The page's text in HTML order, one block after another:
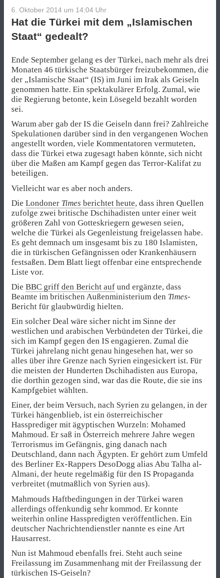
droht
dem
Westen“
6. Oktober 2014 um 14:04 Uhr
Hat die Türkei mit dem „Islamischen
Staat“ gedealt?
Ende September gelang es der Türkei, nach mehr als drei
Monaten 46 türkische Staatsbürger freizubekommen, die
der „Islamische Staat“ (IS) im Juni im Irak als Geiseln
genommen hatte. Ein spektakulärer Erfolg. Zumal, wie
die Regierung betonte, kein Lösegeld bezahlt worden
sei.
Warum aber gab der IS die Geiseln dann frei? Zahlreiche
Spekulationen darüber sind in den vergangenen Wochen
angestellt worden, viele Kommentatoren vermuteten,
dass die Türkei etwa zugesagt haben könnte, sich nicht
über die Maßen am Kampf gegen das Terror-Kalifat zu
beteiligen.
Vielleicht war es aber noch anders.
Die Londoner Times berichtet heute, dass ihren Quellen
zufolge zwei britische Dschihadisten unter einer weit
größeren Zahl von Gotteskriegern gewesen seien,
welche die Türkei als Gegenleistung freigelassen habe.
Es geht demnach um insgesamt bis zu 180 Islamisten,
die in türkischen Gefängnissen oder Krankenhäusern
festsaßen. Dem Blatt liegt offenbar eine entsprechende
Liste vor.
Die BBC griff den Bericht auf und ergänzte, dass
Beamte im britischen Außenministerium den Times-
Bericht für glaubwürdig hielten.
Ein solcher Deal wäre sicher nicht im Sinne der
westlichen und arabischen Verbündeten der Türkei, die
sich im Kampf gegen den IS engagieren. Zumal die
Türkei jahrelang nicht genau hingesehen hat, wer so
alles über ihre Grenze nach Syrien eingesickert ist. Für
die meisten der Hunderten Dschihadisten aus Europa,
die dorthin gezogen sind, war das die Route, die sie ins
Kampfgebiet wählten.
Einer, der beim Versuch, nach Syrien zu gelangen, in der
Türkei hängenblieb, ist ein österreichischer
Hassprediger mit ägyptischen Wurzeln: Mohamed
Mahmoud. Er saß in Österreich mehrere Jahre wegen
Terrorismus im Gefängnis, ging danach nach
Deutschland, dann nach Ägypten. Er gehört zum Umfeld
des Berliner Ex-Rappers DesoDogg alias Abu Talha al-
Almani, der heute regelmäßig für den IS Propaganda
verbreitet (mutmaßlich von Syrien aus).
Mahmouds Haftbedingungen in der Türkei waren
allerdings offenkundig sehr kommod. Er konnte
weiterhin online Hasspredigten veröffentlichen. Ein
deutscher Nachrichtendienstler nannte es eine Art
Hausarrest.
Nun ist Mahmoud ebenfalls frei. Steht auch seine
Freilassung im Zusammenhang mit der Freilassung der
türkischen IS-Geiseln?